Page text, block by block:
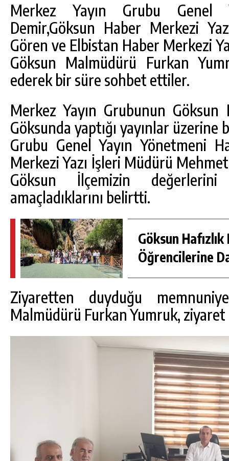
Merkez Yayın Grubu Genel
Demir,Göksun Haber Merkezi
Gören ve Elbistan Haber Merkezi
Göksun Malmüdürü Furkan
ederek bir süre sohbet ettiler.
Merkez Yayın Grubunun
Göksunda yaptığı yayınlar
Grubu Genel Yayın Yönetmeni
Merkezi Yazı İşleri Müdürü
Göksun İlçemizin değerlerini
amaçladıklarını belirtti.
Göksun Hafızlık
Öğrencilerine
Ziyaretten duyduğu
Malmüdürü Furkan Yumruk, ziyaret
GÖKSUN HAFIZLIK KIZ KUR’AN KURSU
ÖĞRENCILERINE DARENDE GEZISI.